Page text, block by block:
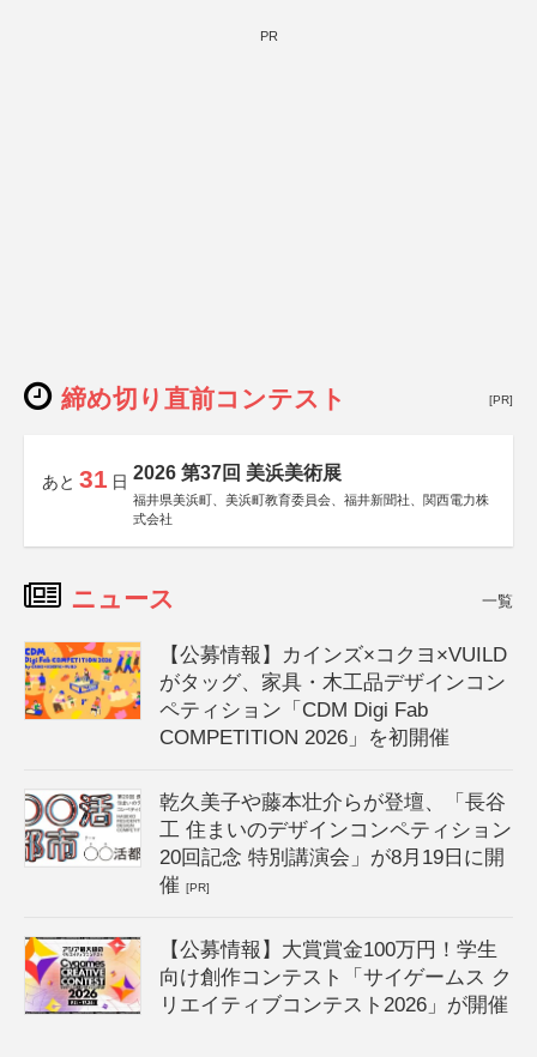
PR
締め切り直前コンテスト [PR]
あと 31 日 2026 第37回 美浜美術展
福井県美浜町、美浜町教育委員会、福井新聞社、関西電力株
式会社
ニュース 一覧
【公募情報】カインズ×コクヨ×VUILD
がタッグ、家具・木工品デザインコン
ペティション「CDM Digi Fab
COMPETITION 2026」を初開催
乾久美子や藤本壮介らが登壇、「長谷
工 住まいのデザインコンペティション
20回記念 特別講演会」が8月19日に開
催[PR]
【公募情報】大賞賞金100万円！学生
向け創作コンテスト「サイゲームス ク
リエイティブコンテスト2026」が開催